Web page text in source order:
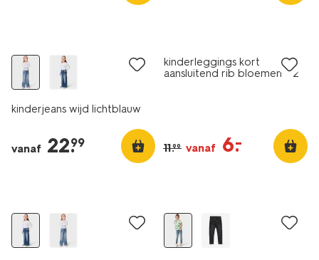
kinderjeans wijd lichtblauw
vanaf 22.
99
kinderleggings kort
aansluitend rib bloemen - 2
11.99 vanaf 6.
–